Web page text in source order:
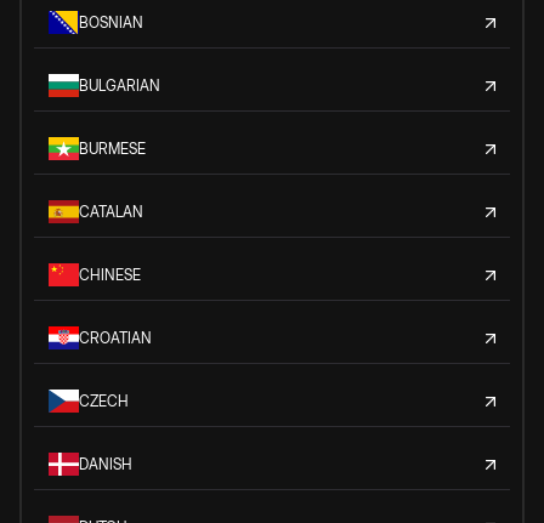
BOSNIAN
BULGARIAN
BURMESE
CATALAN
CHINESE
CROATIAN
CZECH
DANISH